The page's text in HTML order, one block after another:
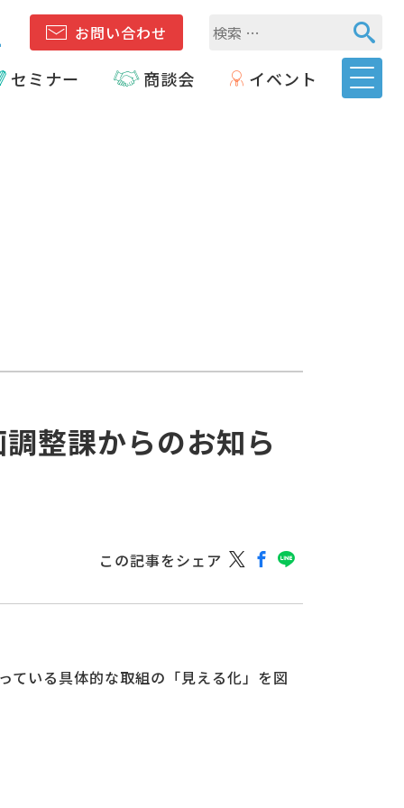
お問い合わせ
セミナー 商談会 イベント
整課からのお知ら
この記事をシェア
ている具体的な取組の「見える化」を図